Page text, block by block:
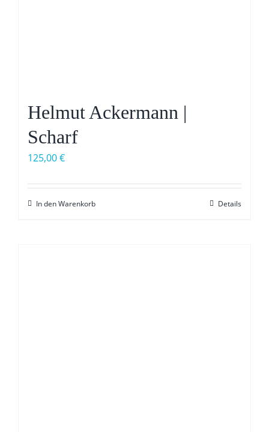
Helmut Ackermann |
Scharf
125,00€
In den Warenkorb Details